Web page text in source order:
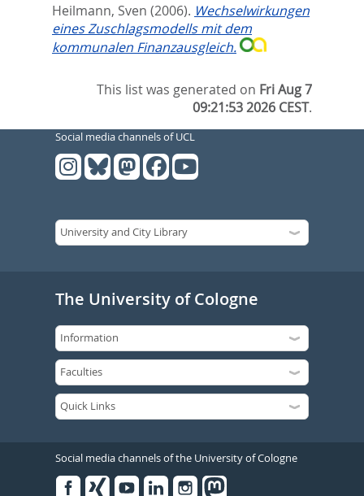
Heilmann, Sven (2006). Wechselwirkungen
eines Zuschlagsmodells mit dem
kommunalen Finanzausgleich.
This list was generated on Fri Aug 7
09:21:53 2026 CEST.
Social media channels of UCL
The University of Cologne
Social media channels of the University of Cologne